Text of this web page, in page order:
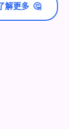
解更多 🤔